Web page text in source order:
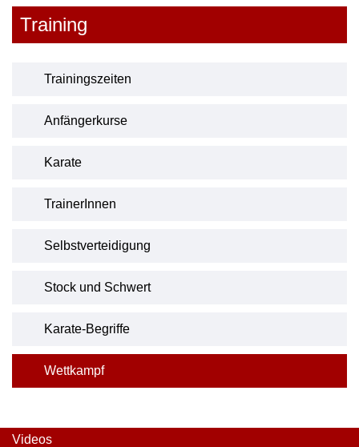
Training
Trainingszeiten
Anfängerkurse
Karate
TrainerInnen
Selbstverteidigung
Stock und Schwert
Karate-Begriffe
Wettkampf
Videos